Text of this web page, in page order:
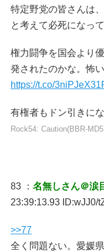
特定野党の皆さんは
と考えて必死になっ
権力闘争を国会より
発されたのかな。怖い
https://t.co/
有権者もドン引きに
Rock54: Caution(BBR-
83 ： 名無しさん＠涙
23:39:13.93 ID:wJJ0/
>>77
全く問題ない。愛媛